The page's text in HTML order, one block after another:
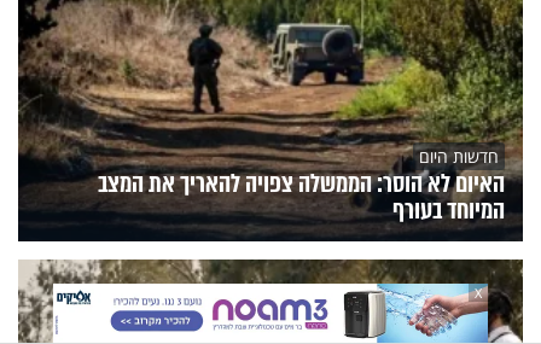
חדשות היום
האיום לא הוסר: הממשלה צפויה להאריך את המצב
המיוחד בעורף
X